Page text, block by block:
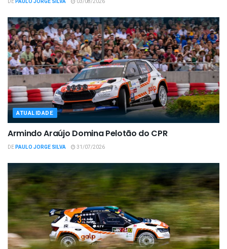
DEPAULO JORGE SILVA 03/08/2026
ATUALIDADE
Armindo Araújo Domina Pelotão do CPR
DEPAULO JORGE SILVA 31/07/2026